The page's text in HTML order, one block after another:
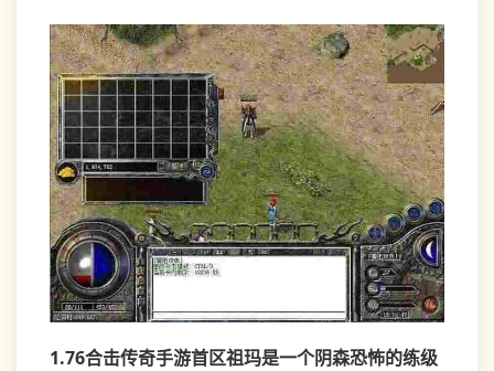
1.76合击传奇手游首区祖玛是一个阴森恐怖的练级